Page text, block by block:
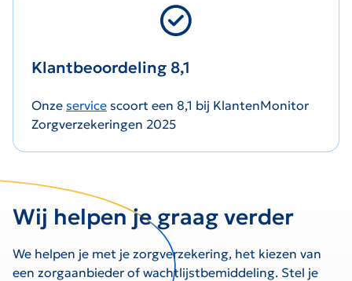
Klantbeoordeling 8,1
Onze service scoort een 8,1 bij KlantenMonitor
Zorgverzekeringen 2025
Wij helpen je graag verder
We helpen je met je zorgverzekering, het kiezen van
een zorgaanbieder of wachtlijstbemiddeling. Stel je